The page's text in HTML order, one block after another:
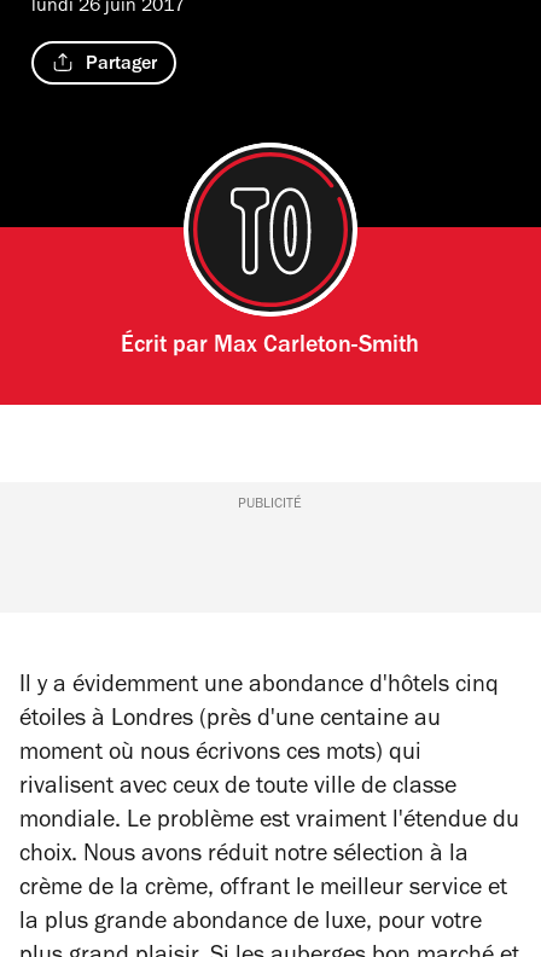
lundi 26 juin 2017
Partager
Écrit par Max Carleton-Smith
PUBLICITÉ
Il y a évidemment une abondance d'hôtels cinq
étoiles à Londres (près d'une centaine au
moment où nous écrivons ces mots) qui
rivalisent avec ceux de toute ville de classe
mondiale. Le problème est vraiment l'étendue du
choix. Nous avons réduit notre sélection à la
crème de la crème, offrant le meilleur service et
la plus grande abondance de luxe, pour votre